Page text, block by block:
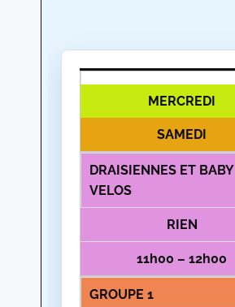
MERCREDI
SAMEDI
DRAISIENNES ET BABY
VELOS
RIEN
11h00 – 12h00
GROUPE 1